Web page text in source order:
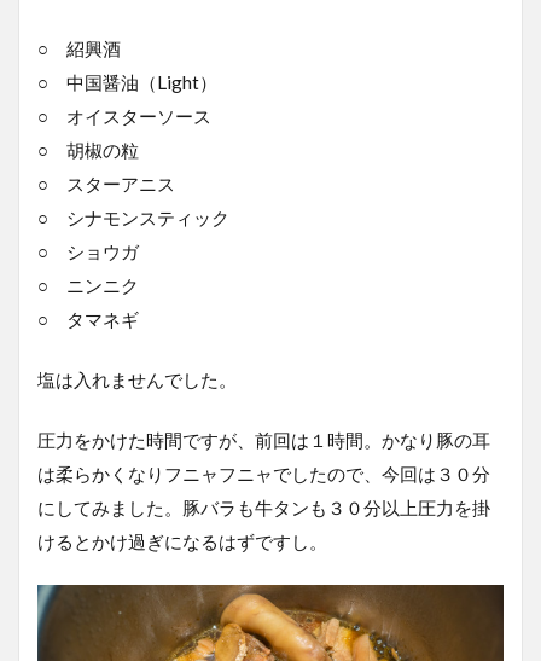
○ 紹興酒
○ 中国醤油（Light）
○ オイスターソース
○ 胡椒の粒
○ スターアニス
○ シナモンスティック
○ ショウガ
○ ニンニク
○ タマネギ
塩は入れませんでした。
圧力をかけた時間ですが、前回は１時間。かなり豚の耳
は柔らかくなりフニャフニャでしたので、今回は３０分
にしてみました。豚バラも牛タンも３０分以上圧力を掛
けるとかけ過ぎになるはずですし。